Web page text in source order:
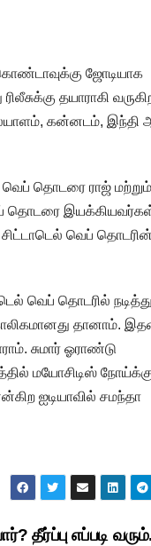
ஜோடியாக
தயாராகி
கன்னடம், இந்தி
வெப் தொடரை ராஜ்
தொடரை
சிட்டாடெல் வெப்
வெப் தொடரில்
தானாம்.
சுமார் ஓராண்டு
மயோசிடிஸ்
ஐடியாவில் சமந்தா
தீர்ப்பு எப்படி